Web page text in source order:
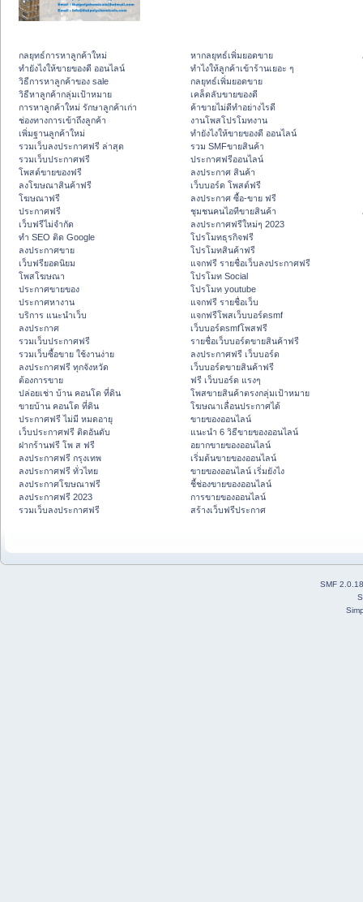
กลยุทธ์การหาลูกค้าใหม่
ทํายังไงให้ขายของดี ออนไลน์
วิธีการหาลูกค้าของ sale
วิธีหาลูกค้ากลุ่มเป้าหมาย
การหาลูกค้าใหม่ รักษาลูกค้าเก่า
ช่องทางการเข้าถึงลูกค้า
เพิ่มฐานลูกค้าใหม่
รวมเว็บลงประกาศฟรี ล่าสุด
รวมเว็บประกาศฟรี
โพสต์ขายของฟรี
ลงโฆษณาสินค้าฟรี
โฆษณาฟรี
ประกาศฟรี
เว็บฟรีไม่จำกัด
ทำ SEO ติด Google
ลงประกาศขาย
เว็บฟรียอดนิยม
โพสโฆษณา
ประกาศขายของ
ประกาศหางาน
บริการ แนะนำเว็บ
ลงประกาศ
รวมเว็บประกาศฟรี
รวมเว็บซื้อขาย ใช้งานง่าย
ลงประกาศฟรี ทุกจังหวัด
ต้องการขาย
ปล่อยเช่า บ้าน คอนโด ที่ดิน
ขายบ้าน คอนโด ที่ดิน
ประกาศฟรี ไม่มี หมดอายุ
เว็บประกาศฟรี ติดอันดับ
ฝากร้านฟรี โพ ส ฟรี
ลงประกาศฟรี กรุงเทพ
ลงประกาศฟรี ทั่วไทย
ลงประกาศโฆษณาฟรี
ลงประกาศฟรี 2023
รวมเว็บลงประกาศฟรี
หากลยุทธ์เพิ่มยอดขาย
ทําไงให้ลูกค้าเข้าร้านเยอะ ๆ
กลยุทธ์เพิ่มยอดขาย
เคล็ดลับขายของดี
ค้าขายไม่ดีทำอย่างไรดี
งานโพสโปรโมทงาน
ทํายังไงให้ขายของดี ออนไลน์
รวม SMFขายสินค้า
ประกาศฟรีออนไลน์
ลงประกาศ สินค้า
เว็บบอร์ด โพสต์ฟรี
ลงประกาศ ซื้อ-ขาย ฟรี
ชุมชนคนไอทีขายสินค้า
ลงประกาศฟรีใหม่ๆ 2023
โปรโมทธุรกิจฟรี
โปรโมทสินค้าฟรี
แจกฟรี รายชื่อเว็บลงประกาศฟรี
โปรโมท Social
โปรโมท youtube
แจกฟรี รายชื่อเว็บ
แจกฟรีโพสเว็บบอร์ดsmf
เว็บบอร์ดsmfโพสฟรี
รายชื่อเว็บบอร์ดขายสินค้าฟรี
ลงประกาศฟรี เว็บบอร์ด
เว็บบอร์ดขายสินค้าฟรี
ฟรี เว็บบอร์ด แรงๆ
โพสขายสินค้าตรงกลุ่มเป้าหมาย
โฆษณาเลื่อนประกาศได้
ขายของออนไลน์
แนะนำ 6 วิธีขายของออนไลน์
อยากขายของออนไลน์
เริ่มต้นขายของออนไลน์
ขายของออนไลน์ เริ่มยังไง
ชี้ช่องขายของออนไลน์
การขายของออนไลน์
สร้างเว็บฟรีประกาศ
SMF 2.0.18